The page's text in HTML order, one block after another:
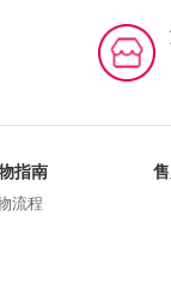
指南
流程